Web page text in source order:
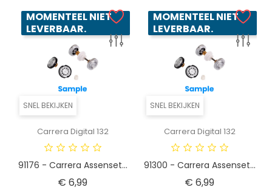
SNEL BEKIJKEN
MOMENTEEL NIET
LEVERBAAR.
Carrera Digital 132
91176 - Carrera Assenset...
€ 6,99Prijs
SNEL BEKIJKEN
MOMENTEEL NIET
LEVERBAAR.
Carrera Digital 132
91300 - Carrera Assenset...
€ 6,99Prijs